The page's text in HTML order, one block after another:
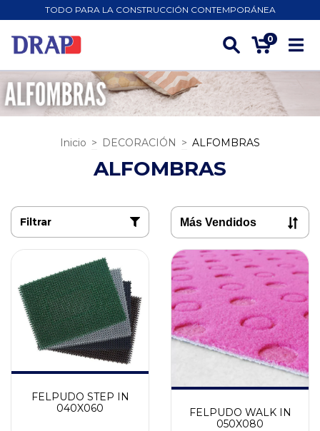
TODO PARA LA CONSTRUCCIÓN CONTEMPORÁNEA
0
Inicio > DECORACIÓN > ALFOMBRAS
ALFOMBRAS
Filtrar
FELPUDO STEP IN
040X060
FELPUDO WALK IN
050X080